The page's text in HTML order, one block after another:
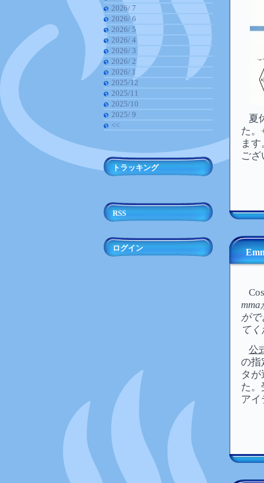
2026/ 7
2026/ 6
2026/ 5
2026/ 4
2026/ 3
2026/ 2
2026/ 1
2025/12
2025/11
2025/10
2025/ 9
<<
トラッキング
RSS
ログイン
夏
た。
ま
ござ
がで
て
公
の指
タ
た。
アイ